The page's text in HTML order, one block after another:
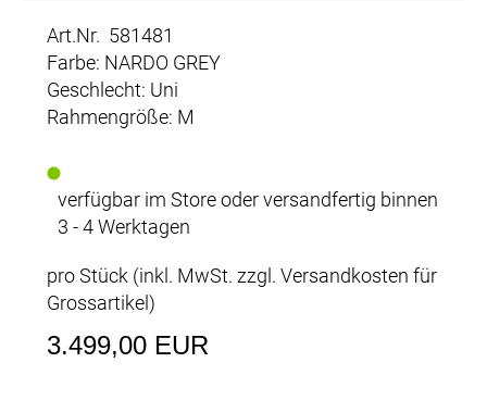
Art.Nr. 581481
Farbe: NARDO GREY
Geschlecht: Uni
Rahmengröße: M
verfügbar im Store oder versandfertig binnen
3 - 4 Werktagen
pro Stück (inkl. MwSt. zzgl. Versandkosten für
Grossartikel)
3.499,00 EUR